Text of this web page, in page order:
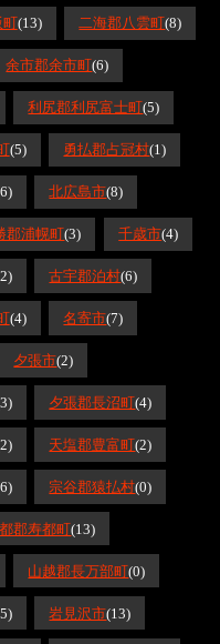
町(13) 二海郡八雲町(8)
余市郡余市町(6)
利尻郡利尻富士町(5)
(5) 勇払郡占冠村(1)
北広島市(8)
郡浦幌町(3) 千歳市(4)
古宇郡泊村(6)
(4) 名寄市(7)
夕張市(2)
夕張郡長沼町(4)
天塩郡豊富町(2)
宗谷郡猿払村(0)
郡寿都町(13)
山越郡長万部町(0)
岩見沢市(13)